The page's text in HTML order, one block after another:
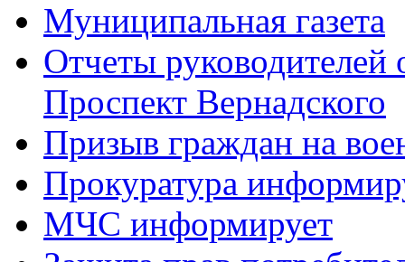
Муниципальная газета
Отчеты руководителей
Проспект Вернадского
Призыв граждан на
Прокуратура
МЧС информирует